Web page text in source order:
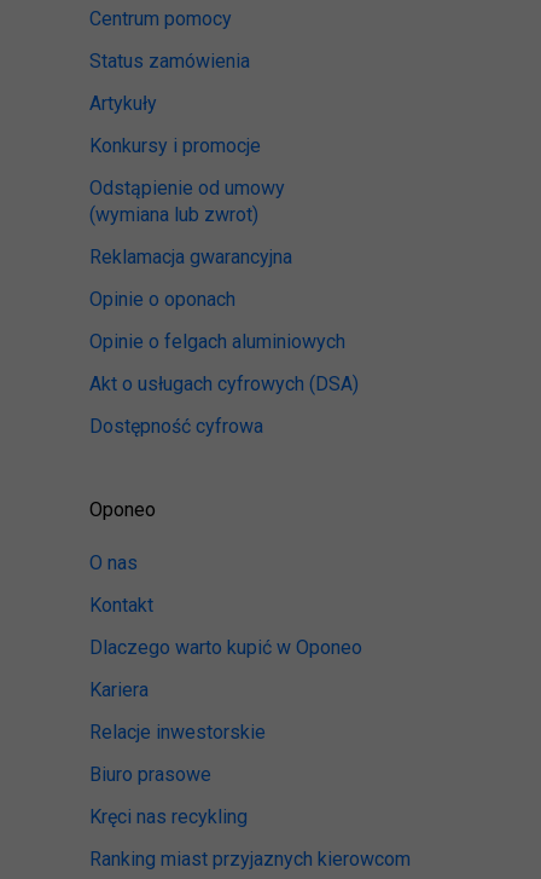
Centrum pomocy
Status zamówienia
Artykuły
Konkursy i promocje
Odstąpienie od umowy
(wymiana lub zwrot)
Reklamacja gwarancyjna
Opinie o oponach
Opinie o felgach aluminiowych
Akt o usługach cyfrowych (DSA)
Dostępność cyfrowa
Oponeo
O nas
Kontakt
Dlaczego warto kupić w Oponeo
Kariera
Relacje inwestorskie
Biuro prasowe
Kręci nas recykling
Ranking miast przyjaznych kierowcom